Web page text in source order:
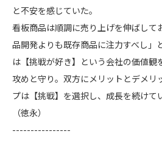
と不安を感じていた。
看板商品は順調に売り上げを伸ばして
品開発よりも既存商品に注力すべし」
は【挑戦が好き】という会社の価値観
攻めと守り。双方にメリットとデメリ
プは【挑戦】を選択し、成長を続けて
（徳永）
----------------